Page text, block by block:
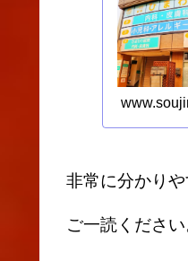
非常に分かりや
ご一読ください